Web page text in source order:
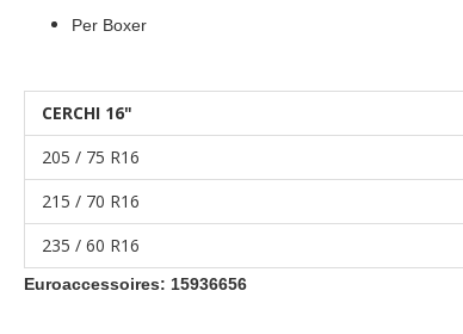
Per Boxer
CERCHI 16"
205 / 75 R16
215 / 70 R16
235 / 60 R16
Euroaccessoires: 15936656